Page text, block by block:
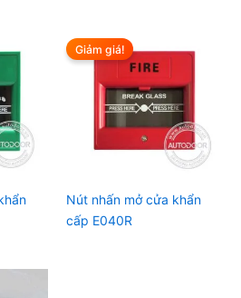
Giảm giá!
Nút nhấn mở cửa khẩn
cấp E040R